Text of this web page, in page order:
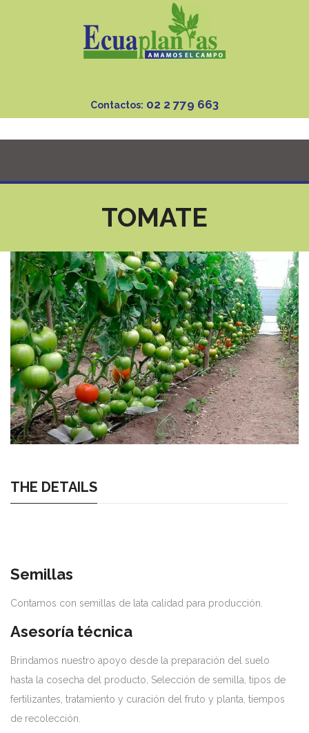
Contactos: 02 2 779 663
TOMATE
THE DETAILS
Semillas
Contamos con semillas de lata calidad para producción.
Asesoría técnica
Brindamos nuestro apoyo desde la preparación del suelo
hasta la cosecha del producto, Selección de semilla, tipos de
fertilizantes, tratamiento y curación del fruto y planta, tiempos
de recolección.